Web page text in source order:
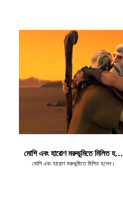
মোশি এবং হারোণ মরুভূমিতে মিলিত হলেন
মোশি এবং হারোণ মরুভূমিতে মিলিত হলেন।